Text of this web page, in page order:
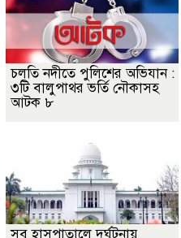
চলতি নদীতে পুলিশের অভিযান :
৩টি বালুপাথর ভর্তি নৌকাসহ
আটক ৮